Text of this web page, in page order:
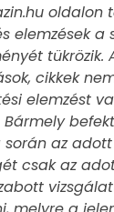
oldalon
elemzések a
tükrözik.
cikkek
elemzést
az
csak az